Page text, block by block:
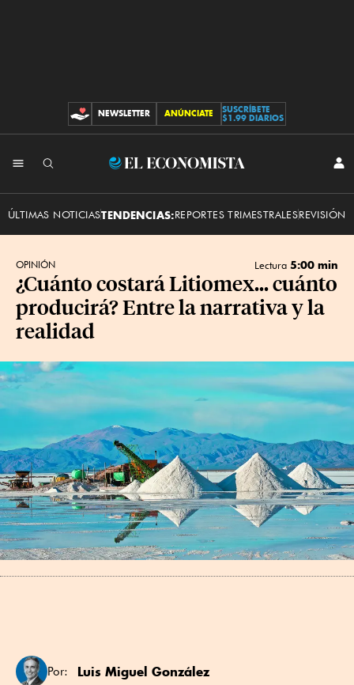
CONTRIBUCIONES
NEWSLETTER ANÚNCIATE
SUSCRÍBETE
$1.99 DIARIOS
El
ÚLTIMAS NOTICIASTENDENCIAS:REPORTES TRIMESTRALESREVISIÓN
OPINIÓN Lectura 5:00 min
¿Cuánto costará Litiomex... cuánto
producirá? Entre la narrativa y la
realidad
Por: Luis Miguel González